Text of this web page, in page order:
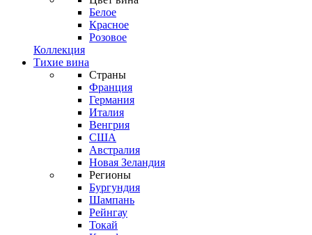
Белое
Красное
Розовое
Коллекция
Тихие вина
Страны
Франция
Германия
Италия
Венгрия
США
Австралия
Новая Зеландия
Регионы
Бургундия
Шампань
Рейнгау
Токай